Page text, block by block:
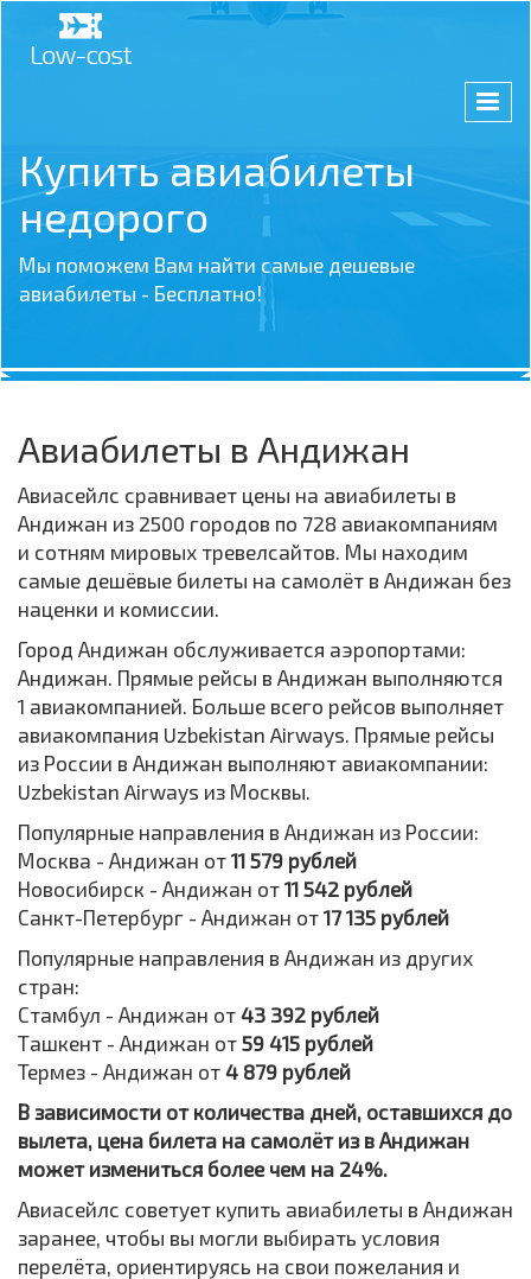
Купить авиабилеты
недорого
Мы поможем Вам найти самые дешевые
авиабилеты - Бесплатно!
Авиабилеты в Андижан
Авиасейлс сравнивает цены на авиабилеты в
Андижан из 2500 городов по 728 авиакомпаниям
и сотням мировых тревелсайтов. Мы находим
самые дешёвые билеты на самолёт в Андижан без
наценки и комиссии.
Город Андижан обслуживается аэропортами:
Андижан. Прямые рейсы в Андижан выполняются
1 авиакомпанией. Больше всего рейсов выполняет
авиакомпания Uzbekistan Airways. Прямые рейсы
из России в Андижан выполняют авиакомпании:
Uzbekistan Airways из Москвы.
Популярные направления в Андижан из России:
Москва - Андижан от 11 579 рублей
Новосибирск - Андижан от 11 542 рублей
Санкт-Петербург - Андижан от 17 135 рублей
Популярные направления в Андижан из других
стран:
Стамбул - Андижан от 43 392 рублей
Ташкент - Андижан от 59 415 рублей
Термез - Андижан от 4 879 рублей
В зависимости от количества дней, оставшихся до
вылета, цена билета на самолёт из в Андижан
может измениться более чем на 24%.
Авиасейлс советует купить авиабилеты в Андижан
заранее, чтобы вы могли выбирать условия
перелёта, ориентируясь на свои пожелания и